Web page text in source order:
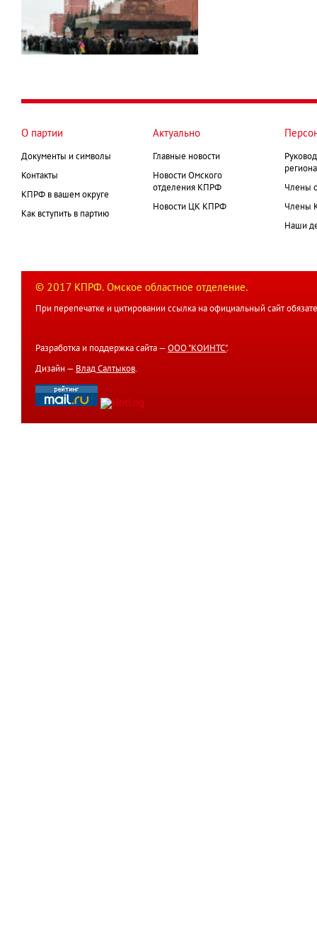
О партии
Документы и символы
Контакты
КПРФ в вашем округе
Как вступить в партию
Актуально
Главные новости
Новости Омского
отделения КПРФ
Новости ЦК КПРФ
Члены
Члены
Наши
© 2017 КПРФ. Омское областное отделение.
При перепечатке и цитировании ссылка на официальный сайт
Разработка и поддержка сайта — ООО "КОИНТС".
Дизайн — Влад Салтыков.